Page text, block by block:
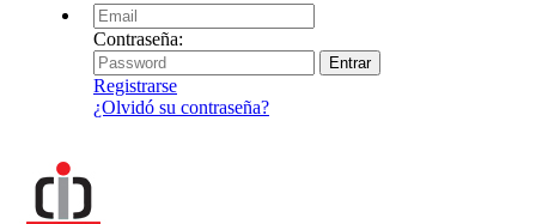
Contraseña:
Registrarse
¿Olvidó su contraseña?